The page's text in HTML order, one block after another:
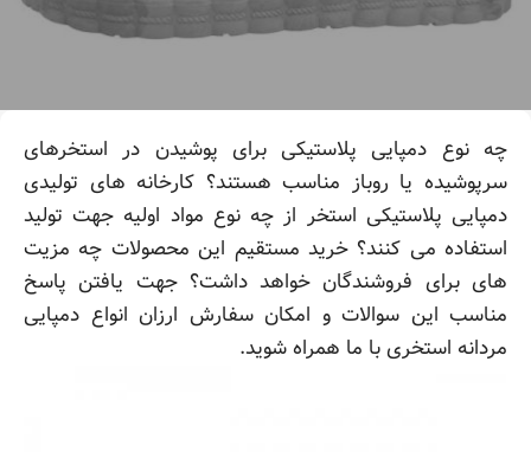
چه نوع دمپایی پلاستیکی برای پوشیدن در استخرهای
سرپوشیده یا روباز مناسب هستند؟ کارخانه های تولیدی
دمپایی پلاستیکی استخر از چه نوع مواد اولیه جهت تولید
استفاده می کنند؟ خرید مستقیم این محصولات چه مزیت
های برای فروشندگان خواهد داشت؟ جهت یافتن پاسخ
مناسب این سوالات و امکان سفارش ارزان انواع دمپایی
مردانه استخری با ما همراه شوید.